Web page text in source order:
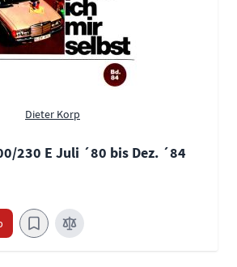
Dieter Korp
230 E Juli ´80 bis Dez. ´84